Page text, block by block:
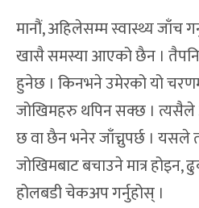
मानौं, अहिलेसम्म स्वास्थ्य जाँच
खासै समस्या आएको छैन ।
हुनेछ । किनभने उमेरको यो
जोखिमहरु थपिन सक्छ ।
छ वा छैन भनेर जाँच्नुपर्छ । यसले
जोखिमबाट बचाउने मात्र
होलबडी चेकअप गर्नुहोस् ।